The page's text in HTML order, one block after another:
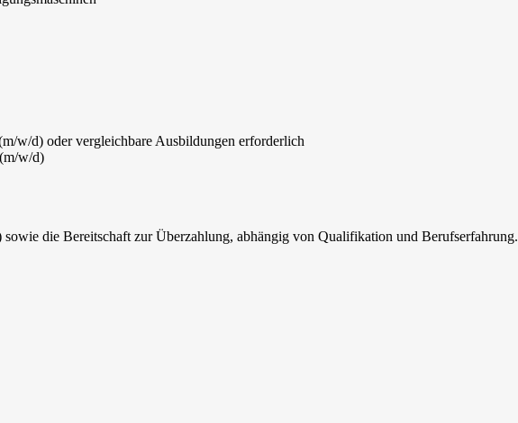
w/d) oder vergleichbare Ausbildungen erforderlich
w/d)
die Bereitschaft zur Überzahlung, abhängig von Qualifikation und Berufserfahrung.